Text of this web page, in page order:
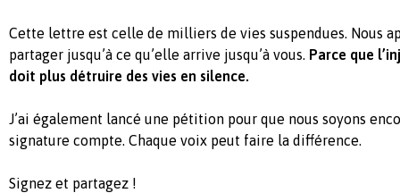
Cette lettre est celle de milliers de vies suspendues. Nous
partager jusqu’à ce qu’elle arrive jusqu’à vous. Parce que
doit plus détruire des vies en silence.
J’ai également lancé une pétition pour que nous soyons
signature compte. Chaque voix peut faire la différence.
Signez et partagez !